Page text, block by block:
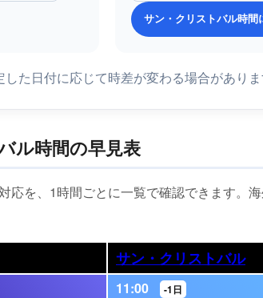
サン・クリストバル時間
た日付に応じて時差が変わる場合がありま
ル時間の早見表
応を、1時間ごとに一覧で確認できます。
サン・クリストバル
11:00 -1日